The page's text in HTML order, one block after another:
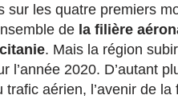
sur les quatre premiers
de la filière
. Mais la région
2020. D’autant
aérien, l’avenir de la